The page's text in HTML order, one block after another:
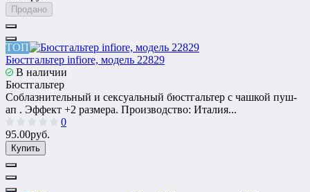
Продано
ТОП
Бюстгальтер infiore, модель 22829
В наличии
Бюстгальтер
Соблазнительный и сексуальный бюстгальтер с чашкой пуш-
ап . Эффект +2 размера. Производство: Италия...
0
95.00руб.
Купить